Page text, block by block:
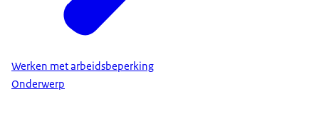
Werken met arbeidsbeperking
Onderwerp